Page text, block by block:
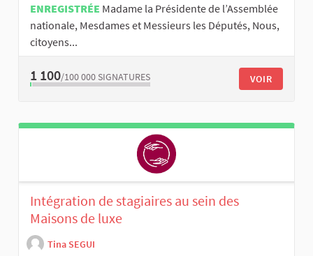
ENREGISTRÉE Madame la Présidente de l’Assemblée
nationale, Mesdames et Messieurs les Députés, Nous,
citoyens...
1 100/100 000 SIGNATURES VOIR
Intégration de stagiaires au sein des
Maisons de luxe
Tina SEGUI